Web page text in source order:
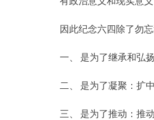
因此纪念六四除了勿
一、 是为了继承和弘
二、 是为了凝聚：扩
三、 是为了推动：推